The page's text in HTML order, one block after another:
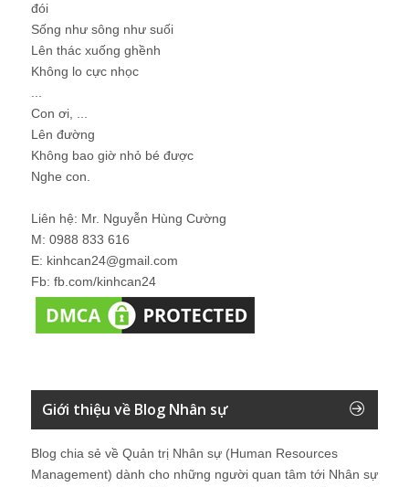
đói
Sống như sông như suối
Lên thác xuống ghềnh
Không lo cực nhọc
...
Con ơi, ...
Lên đường
Không bao giờ nhỏ bé được
Nghe con.
Liên hệ: Mr. Nguyễn Hùng Cường
M: 0988 833 616
E: kinhcan24@gmail.com
Fb: fb.com/kinhcan24
Giới thiệu về Blog Nhân sự
Blog chia sẻ về Quản trị Nhân sự (Human Resources
Management) dành cho những người quan tâm tới Nhân sự